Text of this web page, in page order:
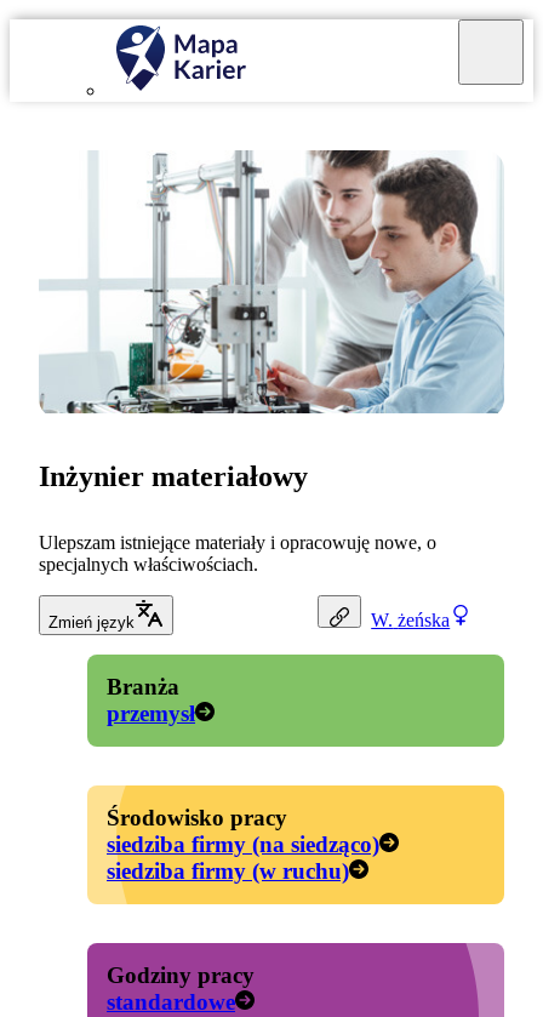
W. żeńska
Inżynier materiałowy
Ulepszam istniejące materiały i opracowuję nowe, o
specjalnych właściwościach.
Zmień język
Branża
przemysł
Środowisko pracy
siedziba firmy (na siedząco)
siedziba firmy (w ruchu)
Godziny pracy
standardowe